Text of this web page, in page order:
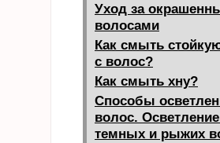
Уход за
волосами
Как смыть
с волос?
Как смыть хну?
Способы
волос.
темных и рыжих